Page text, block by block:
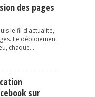
des pages
le fil d'actualité,
Le déploiement
chaque...
sur